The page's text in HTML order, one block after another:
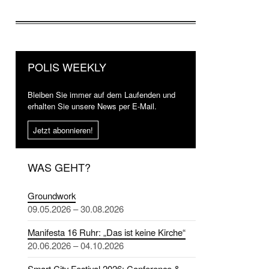
POLIS WEEKLY
Bleiben Sie immer auf dem Laufenden und
erhalten Sie unsere News per E-Mail.
Jetzt abonnieren!
WAS GEHT?
Groundwork
09.05.2026 – 30.08.2026
Manifesta 16 Ruhr: „Das ist keine Kirche“
20.06.2026 – 04.10.2026